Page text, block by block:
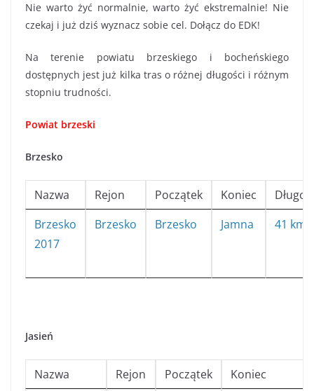
Nie warto żyć normalnie, warto żyć ekstremalnie! Nie
czekaj i już dziś wyznacz sobie cel. Dołącz do EDK!
Na terenie powiatu brzeskiego i bocheńskiego
dostępnych jest już kilka tras o różnej długości i różnym
stopniu trudności.
Powiat brzeski
Brzesko
Nazwa Rejon Początek Koniec
Brzesko
2017
Brzesko Brzesko Jamna 41 km
Jasień
Nazwa Rejon Początek
Koniec